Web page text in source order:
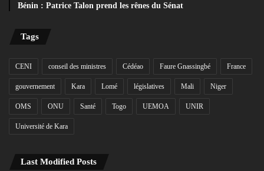
Bénin : Patrice Talon prend les rênes du Sénat
Tags
CENI conseil des ministres Cédéao Faure Gnassingbé France
gouvernement Kara Lomé législatives Mali Niger
OMS ONU Santé Togo UEMOA UNIR
Université de Kara
Last Modified Posts